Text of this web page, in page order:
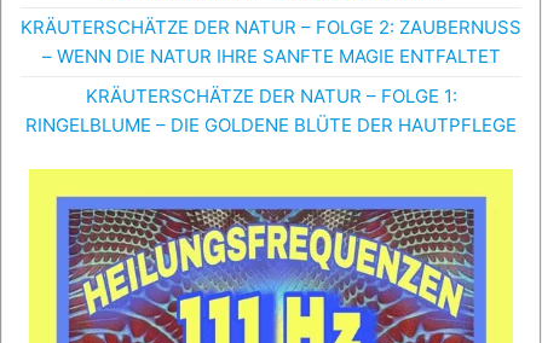
KRÄUTERSCHÄTZE DER NATUR – FOLGE 2: ZAUBERNUSS
– WENN DIE NATUR IHRE SANFTE MAGIE ENTFALTET
KRÄUTERSCHÄTZE DER NATUR – FOLGE 1:
RINGELBLUME – DIE GOLDENE BLÜTE DER HAUTPFLEGE